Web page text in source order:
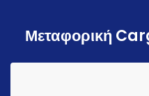
Μεταφορική